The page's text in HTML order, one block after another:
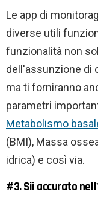
Le app di
diverse utili
funzionalità non
dell'assunzione di
ma ti forniranno
parametri
Metabolismo
(BMI), Massa
idrica) e così via.
#3. Sii accurato